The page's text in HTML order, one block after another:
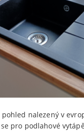
nalezený v
pro podlahové